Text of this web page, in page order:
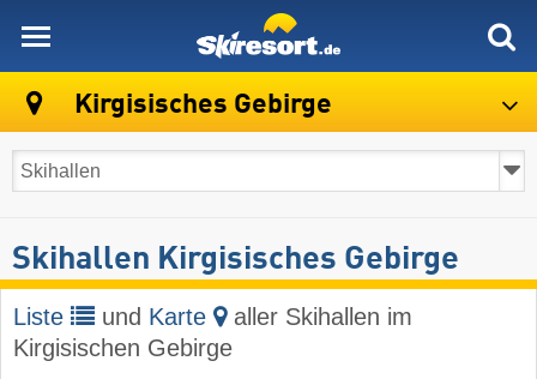
Kirgisisches Gebirge
Skihallen Kirgisisches Gebirge
Liste und Karte
aller Skihallen im
Kirgisischen Gebirge